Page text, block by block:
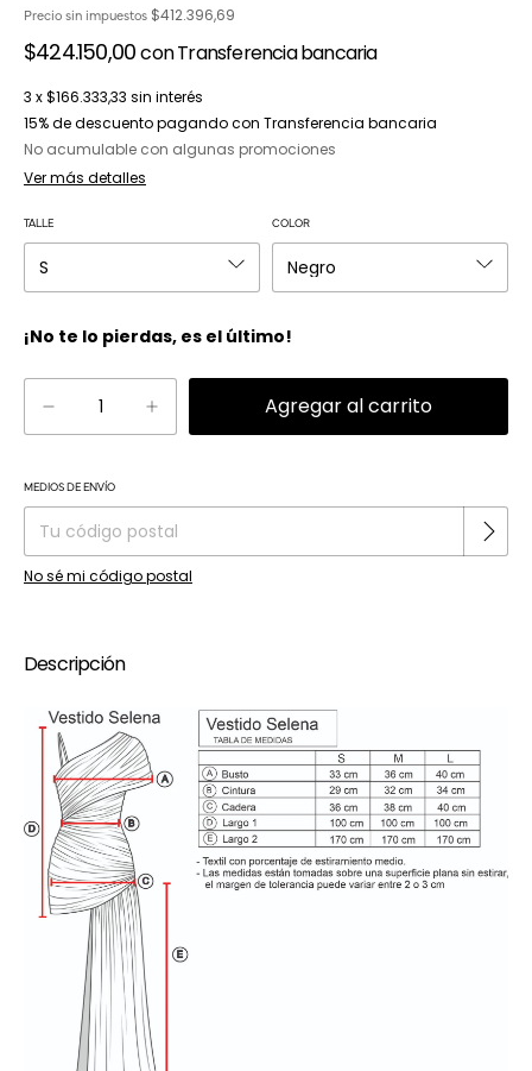
Precio sin impuestos $412.396,69
$424.150,00conTransferencia bancaria
3 x$166.333,33 sin interés
15% de descuentopagando con Transferencia bancaria
No acumulable con algunas promociones
Ver más detalles
TALLE COLOR
¡No te lo pierdas, es el último!
Entregas para el CP:
MEDIOS DE ENVÍO
No sé mi código postal
Descripción